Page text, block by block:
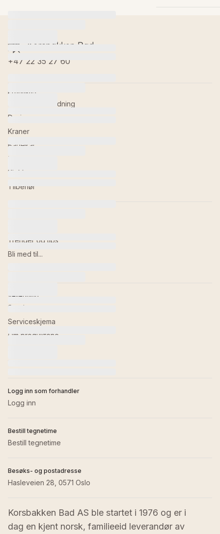
+47 22 35 27 60
Produkter
Baderomsinnredning
Dusj
Kraner
Badekar
Toaletter
Kjøkken
Tilbehør
Trender og tips
Bli med til...
Veiledning
Service
Serviceskjema
Om produktene
Logg inn som forhandler
Logg inn
Bestill tegnetime
Bestill tegnetime
Besøks- og postadresse
Hasleveien 28, 0571 Oslo
Korsbakken Bad AS ble startet i 1976 og er i
dag en kjent norsk, familieeid leverandør av